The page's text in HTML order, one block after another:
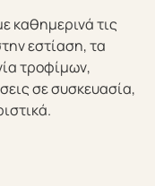
καθημερινά τις
εστίαση, τα
τροφίμων,
σε συσκευασία,